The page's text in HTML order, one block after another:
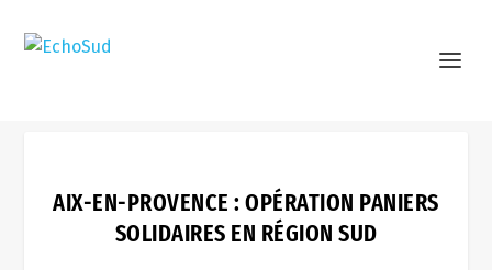
AIX-EN-PROVENCE : OPÉRATION PANIERS
SOLIDAIRES EN RÉGION SUD